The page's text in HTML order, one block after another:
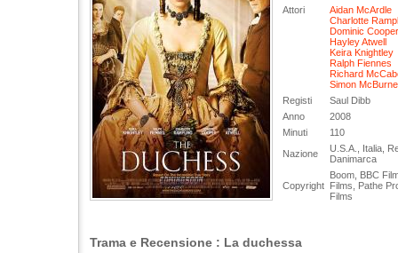
Attori
Aidan McArdle
Charlotte
Dominic Cooper
Hayley Atwell
Keira Knightley
Ralph Fiennes
Richard
Simon
Registi
Saul Dibb
Anno
2008
Minuti
110
Nazione
U.S.A., Italia,
Danimarca
Copyright
Boom, BBC
Films, Pathe
Films
Trama e Recensione : La duchessa